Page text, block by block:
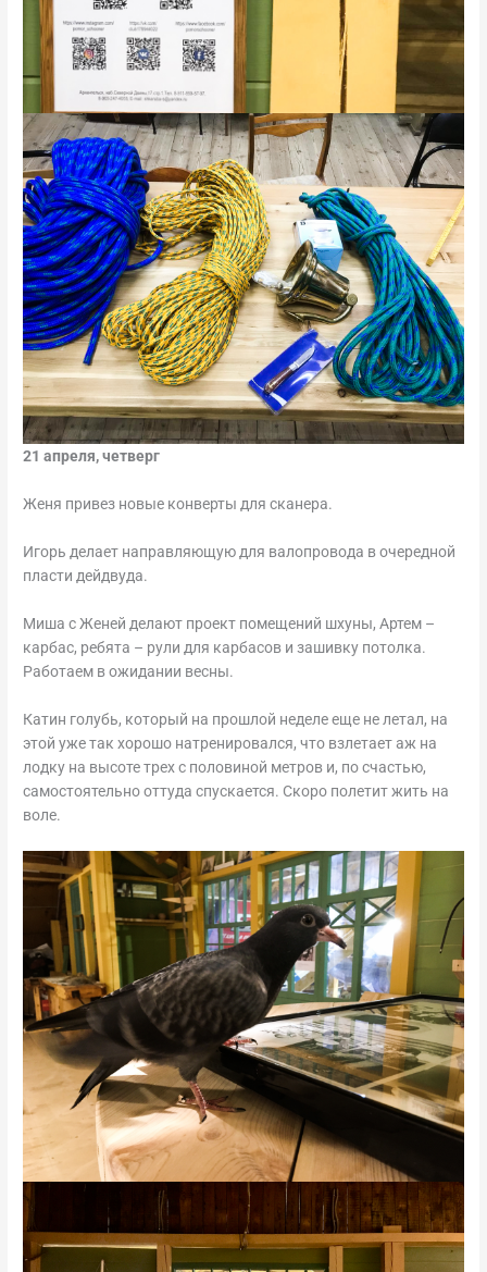
21 апреля, четверг
Женя привез новые конверты для сканера.
Игорь делает направляющую для валопровода в очередной
пласти дейдвуда.
Миша с Женей делают проект помещений шхуны, Артем –
карбас, ребята – рули для карбасов и зашивку потолка.
Работаем в ожидании весны.
Катин голубь, который на прошлой неделе еще не летал, на
этой уже так хорошо натренировался, что взлетает аж на
лодку на высоте трех с половиной метров и, по счастью,
самостоятельно оттуда спускается. Скоро полетит жить на
воле.